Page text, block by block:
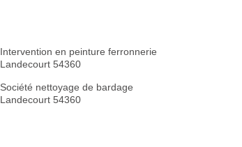
Intervention en peinture ferronnerie
Landecourt 54360
Société nettoyage de bardage
Landecourt 54360